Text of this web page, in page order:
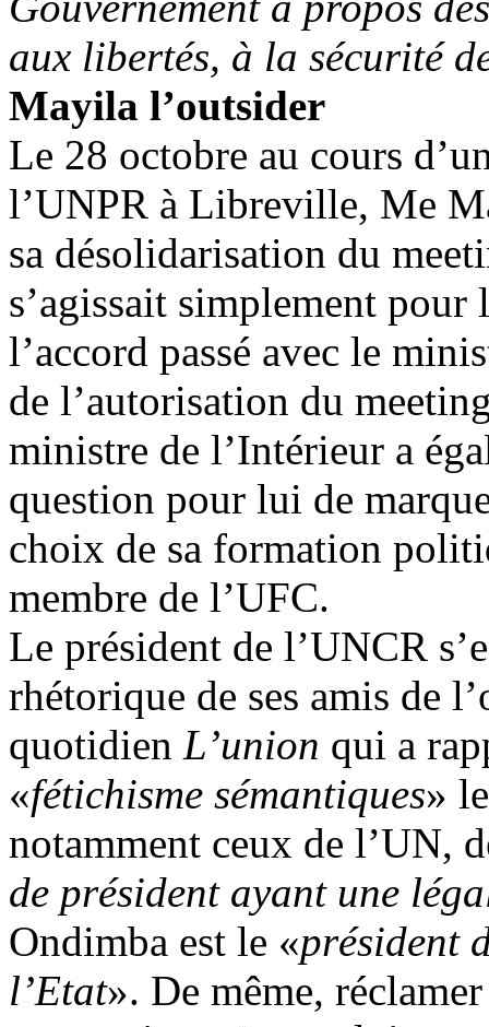
aux libertés, à la sécurité
Mayila l’outsider
Le 28 octobre au cours
l’UNPR à Libreville, Me
sa désolidarisation du
s’agissait simplement pour
l’accord passé avec le
de l’autorisation du
ministre de l’Intérieur a
question pour lui de
choix de sa formation
membre de l’UFC.
Le président de l’UNCR
rhétorique de ses amis de
quotidien L’union qui a
«fétichisme sémantiques»
notamment ceux de l’UN,
de président ayant une
Ondimba est le «président
l’Etat». De même,